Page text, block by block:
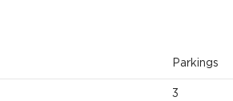
Parkings
3